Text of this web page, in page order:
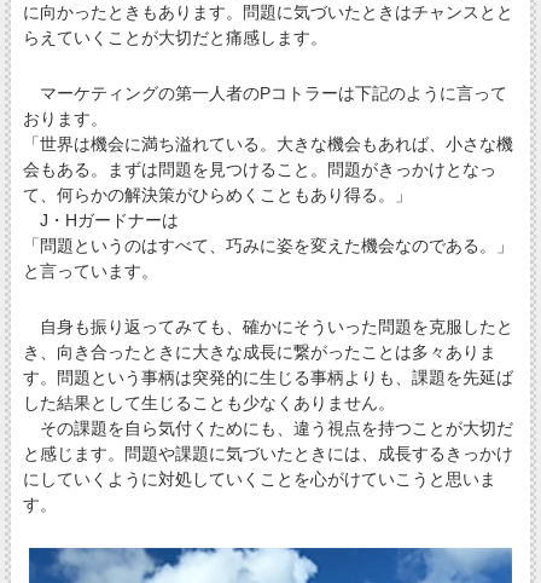
に向かったときもあります。問題に気づいたときはチャンスとと
らえていくことが大切だと痛感します。
マーケティングの第一人者のPコトラーは下記のように言って
おります。
「世界は機会に満ち溢れている。大きな機会もあれば、小さな機
会もある。まずは問題を見つけること。問題がきっかけとなっ
て、何らかの解決策がひらめくこともあり得る。」
J・Hガードナーは
「問題というのはすべて、巧みに姿を変えた機会なのである。」
と言っています。
自身も振り返ってみても、確かにそういった問題を克服したと
き、向き合ったときに大きな成長に繋がったことは多々ありま
す。問題という事柄は突発的に生じる事柄よりも、課題を先延ば
した結果として生じることも少なくありません。
その課題を自ら気付くためにも、違う視点を持つことが大切だ
と感じます。問題や課題に気づいたときには、成長するきっかけ
にしていくように対処していくことを心がけていこうと思いま
す。